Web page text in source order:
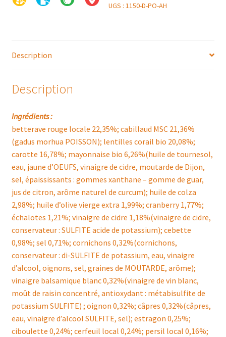
UGS : 1150-D-PO-AH
Description
Description
Ingrédients :
betterave rouge locale 22,35%; cabillaud MSC 21,36%
(gadus morhua POISSON); lentilles corail bio 20,08%;
carotte 16,78%; mayonnaise bio 6,26%(huile de tournesol,
eau, jaune d’OEUFS, vinaigre de cidre, moutarde de Dijon,
sel, épaississants : gommes xanthane – gomme de guar,
jus de citron, arôme naturel de curcum); huile de colza
2,98%; huile d’olive vierge extra 1,99%; cranberry 1,77%;
échalotes 1,21%; vinaigre de cidre 1,18%(vinaigre de cidre,
conservateur : SULFITE acide de potassium); cebette
0,98%; sel 0,71%; cornichons 0,32%(cornichons,
conservateur : di-SULFITE de potassium, eau, vinaigre
d’alcool, oignons, sel, graines de MOUTARDE, arôme);
vinaigre balsamique blanc 0,32%(vinaigre de vin blanc,
moût de raisin concentré, antioxydant : métabisulfite de
potassium SULFITE) ; oignon 0,32%; câpres 0,32%(câpres,
eau, vinaigre d’alcool SULFITE, sel); estragon 0,25%;
ciboulette 0,24%; cerfeuil local 0,24%; persil local 0,16%;